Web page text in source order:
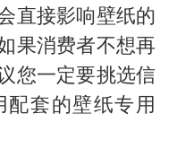
直接影响壁纸的
果消费者不想再
您一定要挑选信
套的壁纸专用